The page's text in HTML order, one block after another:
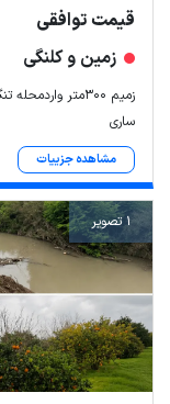
قیمت توافقی
زمین و کلنگی
زمیم ۳۰۰متر واردمحله تنگه‌لته
ساری
مشاهده جزییات
1 تصویر